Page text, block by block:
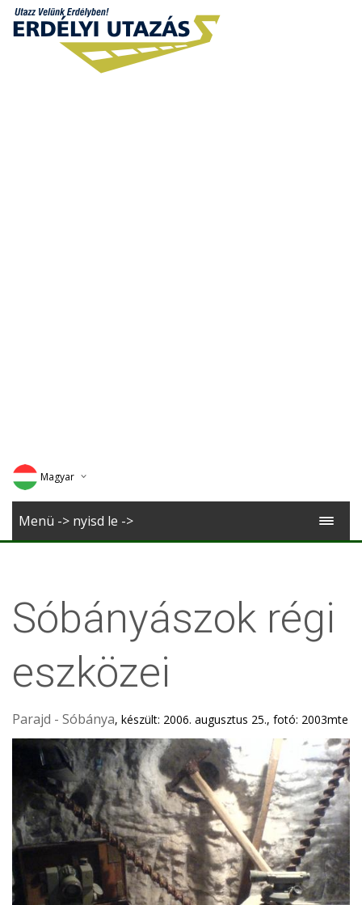
Magyar
Deutsch
Menü -> nyisd le ->
Sóbányászok régi
eszközei
Parajd - Sóbánya, készült: 2006. augusztus 25., fotó: 2003mte